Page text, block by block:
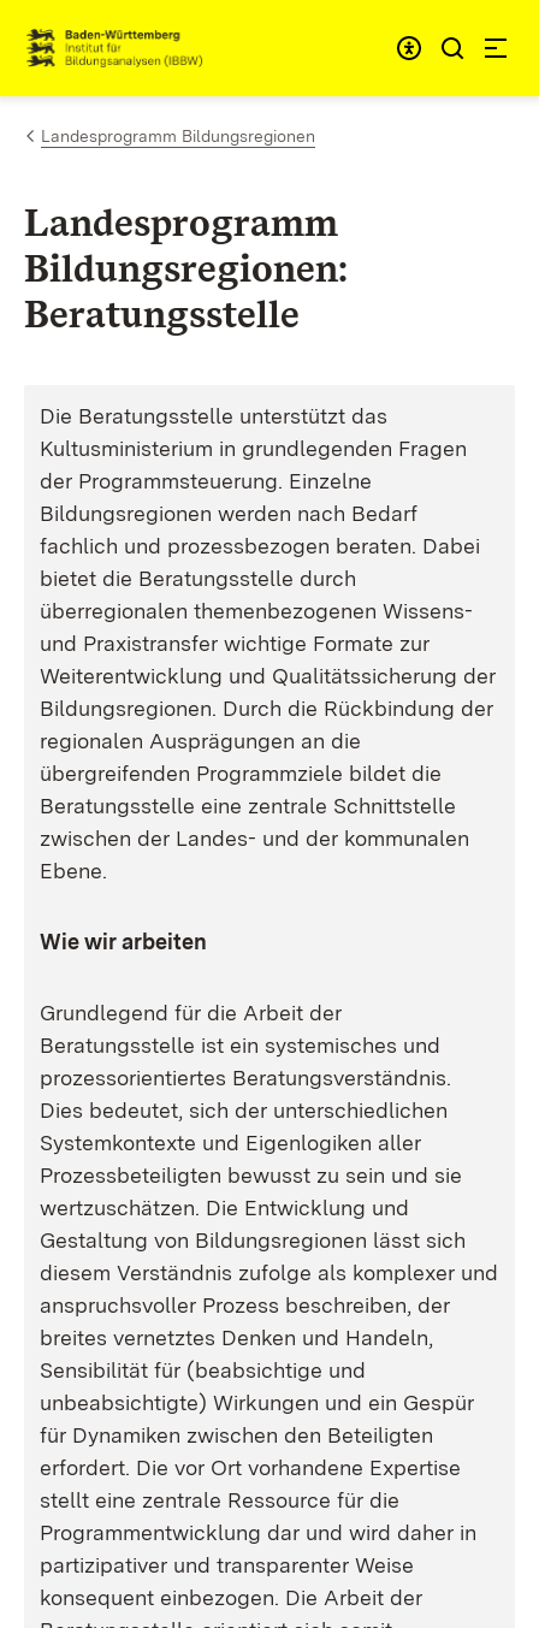
Zum Inhalt springen
Link zur Startseite
Landesprogramm Bildungsregionen
Landesprogramm
Bildungsregionen:
Beratungsstelle
Die Beratungsstelle unterstützt das
Kultusministerium in grundlegenden Fragen
der Programmsteuerung. Einzelne
Bildungsregionen werden nach Bedarf
fachlich und prozessbezogen beraten. Dabei
bietet die Beratungsstelle durch
überregionalen themenbezogenen Wissens-
und Praxistransfer wichtige Formate zur
Weiterentwicklung und Qualitätssicherung der
Bildungsregionen. Durch die Rückbindung der
regionalen Ausprägungen an die
übergreifenden Programmziele bildet die
Beratungsstelle eine zentrale Schnittstelle
zwischen der Landes- und der kommunalen
Ebene.
Wie wir arbeiten
Grundlegend für die Arbeit der
Beratungsstelle ist ein systemisches und
prozessorientiertes Beratungsverständnis.
Dies bedeutet, sich der unterschiedlichen
Systemkontexte und Eigenlogiken aller
Prozessbeteiligten bewusst zu sein und sie
wertzuschätzen. Die Entwicklung und
Gestaltung von Bildungsregionen lässt sich
diesem Verständnis zufolge als komplexer und
anspruchsvoller Prozess beschreiben, der
breites vernetztes Denken und Handeln,
Sensibilität für (beabsichtige und
unbeabsichtigte) Wirkungen und ein Gespür
für Dynamiken zwischen den Beteiligten
erfordert. Die vor Ort vorhandene Expertise
stellt eine zentrale Ressource für die
Programmentwicklung dar und wird daher in
partizipativer und transparenter Weise
konsequent einbezogen. Die Arbeit der